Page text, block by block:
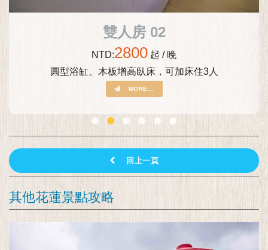
雙人房 02
NTD:2800 起 / 晚
圓型浴缸、木板增高臥床，可加床住3人
MORE...
回上一頁
其他花蓮景點攻略